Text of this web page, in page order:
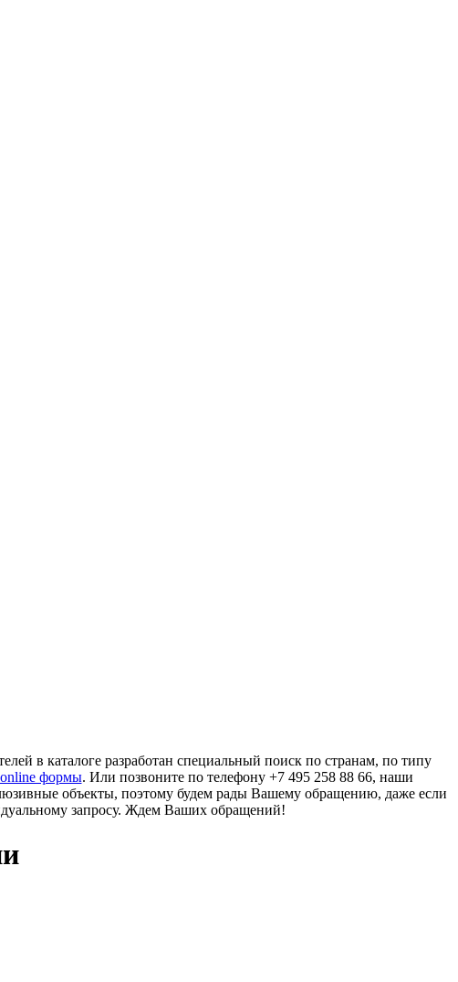
в каталоге разработан специальный поиск по странам, по типу
online формы. Или позвоните по телефону +7 495 258 88 66, наши
объекты, поэтому будем рады Вашему обращению, даже если
запросу. Ждем Ваших обращений!